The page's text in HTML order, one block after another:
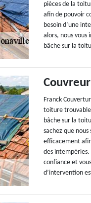
pièces de la
afin de pouvoir
besoin d’une
alors, nous vous
bâche sur la
Franck
toiture trouvable
bâche sur la
sachez que
efficacement
des
confiance et
d’intervention